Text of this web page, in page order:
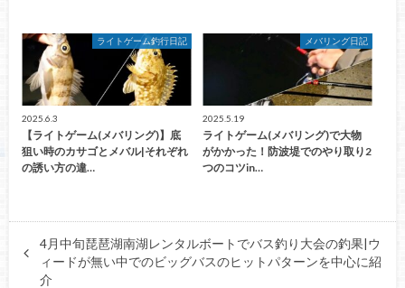
ライトゲーム釣行日記
2025.6.3
【ライトゲーム(メバリング)】底
狙い時のカサゴとメバル|それぞれ
の誘い方の違…
メバリング日記
2025.5.19
ライトゲーム(メバリング)で大物
がかかった！防波堤でのやり取り2
つのコツin…
4月中旬琵琶湖南湖レンタルボートでバス釣り大会の釣果|ウ
ィードが無い中でのビッグバスのヒットパターンを中心に紹
介